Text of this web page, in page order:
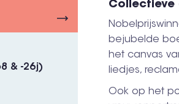
& -26j)
Collectieve
bejubelde
het canvas
liedjes,
Ook op het